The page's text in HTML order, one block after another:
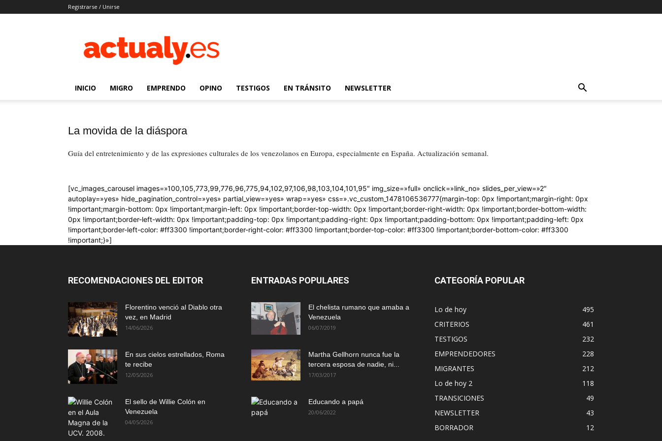
Registrarse / Unirse
|
Noticias
INICIO MIGRO EMPRENDO OPINO TESTIGOS EN TRÁNSITO NEWSLETTER
La movida de la diáspora
Guía del entretenimiento y de las expresiones culturales de los venezolanos en Europa, especialmente en España. Actualización semanal.
[vc_images_carousel images=»100,105,773,99,776,96,775,94,102,97,106,98,103,104,101,95″ img_size=»full» onclick=»link_no» slides_per_view=»2″
autoplay=»yes» hide_pagination_control=»yes» partial_view=»yes» wrap=»yes» css=».vc_custom_1478106536777{margin-top: 0px !important;margin-right: 0px
!important;margin-bottom: 0px !important;margin-left: 0px !important;border-top-width: 0px !important;border-right-width: 0px !important;border-bottom-width:
0px !important;border-left-width: 0px !important;padding-top: 0px !important;padding-right: 0px !important;padding-bottom: 0px !important;padding-left: 0px
!important;border-left-color: #ff3300 !important;border-right-color: #ff3300 !important;border-top-color: #ff3300 !important;border-bottom-color: #ff3300
!important;}»]
RECOMENDACIONES DEL EDITOR
Florentino venció al Diablo otra
vez, en Madrid
14/06/2026
En sus cielos estrellados, Roma
te recibe
12/05/2026
El sello de Willie Colón en
Venezuela
04/05/2026
ENTRADAS POPULARES
El chelista rumano que amaba a
Venezuela
06/07/2019
Martha Gellhorn nunca fue la
tercera esposa de nadie, ni...
17/03/2017
Educando a papá
20/06/2022
CATEGORÍA POPULAR
Lo de hoy
495
CRITERIOS
461
TESTIGOS
232
EMPRENDEDORES
228
MIGRANTES
212
Lo de hoy 2
118
TRANSICIONES
49
NEWSLETTER
43
BORRADOR
12